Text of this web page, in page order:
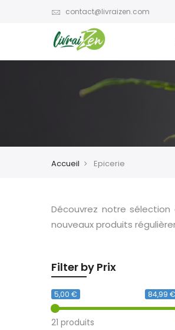
contact@livraizen.com
Accueil Epicerie
Découvrez notre sélection
nouveaux produits
Filter by Prix
5,00 € 84,99 €
21 produits